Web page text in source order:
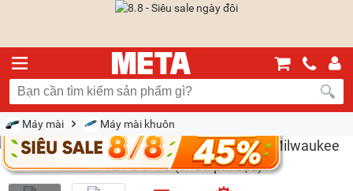
Máy mài Máy mài khuôn